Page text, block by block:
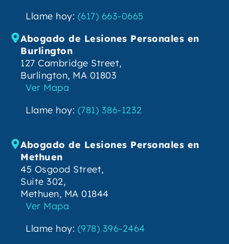
Llame hoy: (617) 663-0665
Abogado de Lesiones Personales en
Burlington
127 Cambridge Street,
Burlington, MA 01803
Ver Mapa
Llame hoy: (781) 386-1232
Abogado de Lesiones Personales en
Methuen
45 Osgood Street,
Suite 302,
Methuen, MA 01844
Ver Mapa
Llame hoy: (978) 396-2464